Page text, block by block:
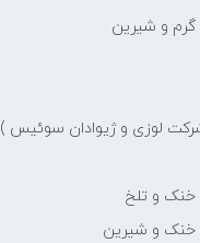
گرم و شیرین
لوزی و ژیوادان سوئیس )
خنک و تلخ
خنک و شیرین